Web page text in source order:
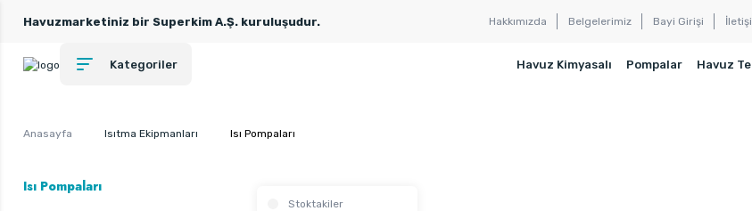
Havuzmarketiniz bir Superkim A.Ş. kuruluşudur. Hakkımızda Belgelerimiz Bayi Girişi
Kategoriler Havuz Kimyasalı Pompalar Havuz
Anasayfa Isıtma Ekipmanları Isı Pompaları
Isı Pompaları
Stoktakiler